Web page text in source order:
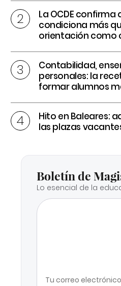
La OCDE
condiciona más
orientación como
Contabilidad,
personales: la
formar alumnos
Hito en Baleares:
las plazas
Boletín de
Lo esencial de la